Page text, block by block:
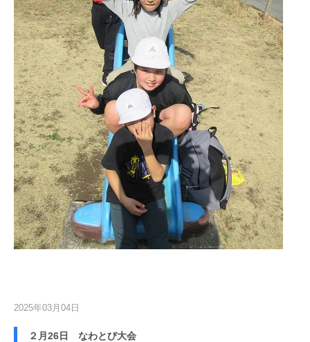
2025年03月04日
２月26日 なわとび大会